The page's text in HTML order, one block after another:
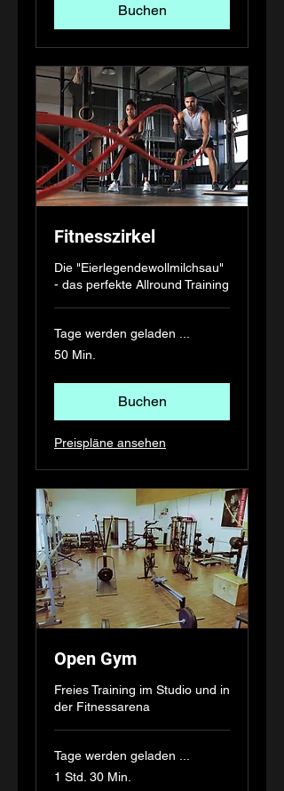
Buchen
Fitnesszirkel
Die "Eierlegendewollmilchsau"
- das perfekte Allround Training
Tage werden geladen ...
50 Min.
Buchen
Preispläne ansehen
Open Gym
Freies Training im Studio und in
der Fitnessarena
Tage werden geladen ...
1 Std. 30 Min.